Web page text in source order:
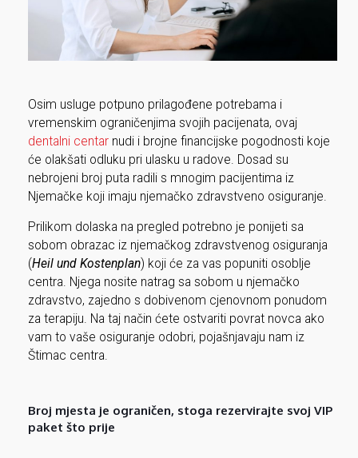
Osim usluge potpuno prilagođene potrebama i
vremenskim ograničenjima svojih pacijenata, ovaj
dentalni centarnudi i brojne financijske pogodnosti koje
će olakšati odluku pri ulasku u radove. Dosad su
nebrojeni broj puta radili s mnogim pacijentima iz
Njemačke koji imaju njemačko zdravstveno osiguranje.
Prilikom dolaska na pregled potrebno je ponijeti sa
sobom obrazac iz njemačkog zdravstvenog osiguranja
(Heil und Kostenplan) koji će za vas popuniti osoblje
centra. Njega nosite natrag sa sobom u njemačko
zdravstvo, zajedno s dobivenom cjenovnom ponudom
za terapiju. Na taj način ćete ostvariti povrat novca ako
vam to vaše osiguranje odobri, pojašnjavaju nam iz
Štimac centra.
Broj mjesta je ograničen, stoga rezervirajte svoj VIP
paket što prije